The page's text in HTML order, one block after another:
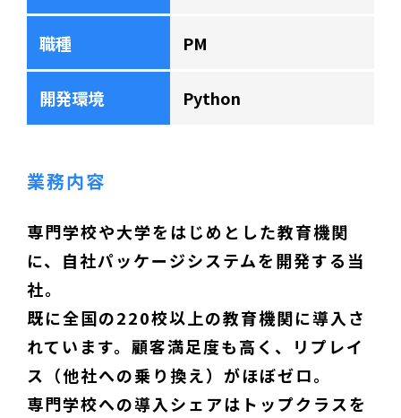
職種 PM
開発環境 Python
業務内容
専門学校や大学をはじめとした教育機関
に、自社パッケージシステムを開発する当
社。
既に全国の220校以上の教育機関に導入さ
れています。顧客満足度も高く、リプレイ
ス（他社への乗り換え）がほぼゼロ。
専門学校への導入シェアはトップクラスを